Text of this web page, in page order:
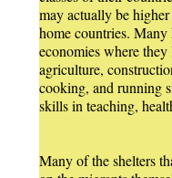
may actually be
home countries.
economies where
agriculture,
cooking, and running
skills in teaching,
Many of the shelters